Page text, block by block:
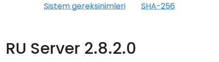
Sistem gereksinimleri SHA-256
RU Server 2.8.2.0